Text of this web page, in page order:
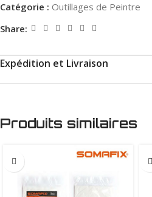
Catégorie : Outillages de Peintre
Share:
Expédition et Livraison
Produits similaires